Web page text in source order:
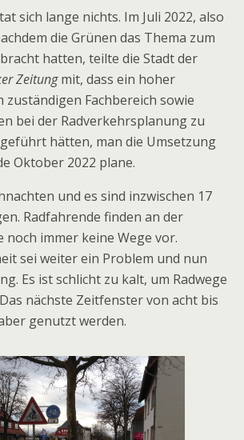
sich lange nichts. Im Juli 2022, also
die Grünen das Thema zum
hatten, teilte die Stadt der
Zeitungmit, dass ein hoher
zuständigen Fachbereich sowie
bei der Radverkehrsplanung zu
hätten, man die Umsetzung
Oktober 2022 plane.
und es sind inzwischen 17
Radfahrende finden an der
noch immer keine Wege vor.
sei weiter ein Problem und nun
Es ist schlicht zu kalt, um Radwege
nächste Zeitfenster von acht bis
genutzt werden.